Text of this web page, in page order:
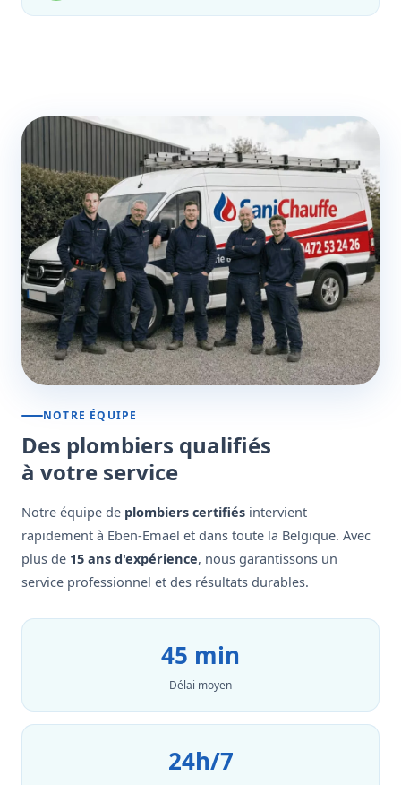
NOTRE ÉQUIPE
Des plombiers qualifiés
à votre service
Notre équipe de plombiers certifiés intervient
rapidement à Eben-Emael et dans toute la Belgique. Avec
plus de 15 ans d'expérience, nous garantissons un
service professionnel et des résultats durables.
45 min
Délai moyen
24h/7